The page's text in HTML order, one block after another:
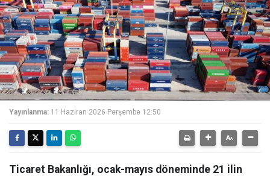
Yayınlanma: 11 Haziran 2026 Perşembe 12:50
Ticaret Bakanlığı, ocak-mayıs döneminde 21 ilin